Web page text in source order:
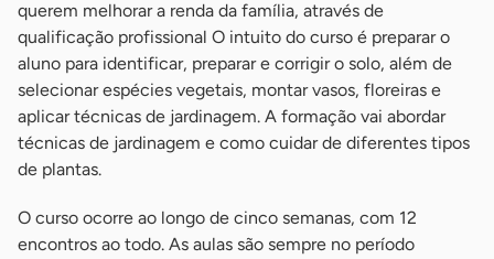
querem melhorar a renda da família, através de
qualificação profissional O intuito do curso é preparar o
aluno para identificar, preparar e corrigir o solo, além de
selecionar espécies vegetais, montar vasos, floreiras e
aplicar técnicas de jardinagem. A formação vai abordar
técnicas de jardinagem e como cuidar de diferentes tipos
de plantas.
O curso ocorre ao longo de cinco semanas, com 12
encontros ao todo. As aulas são sempre no período